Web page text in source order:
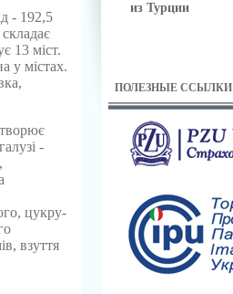
- 192,5
13 міст.
у містах.
-
цукру-
взуття
из Турции
ПОЛЕЗНЫЕ ССЫЛКИ